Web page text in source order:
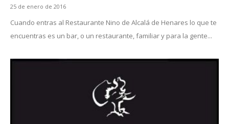
25 de enero de 2016
Cuando entras al Restaurante Nino de Alcalá de Henares lo que te
encuentras es un bar, o un restaurante, familiar y para la gente...